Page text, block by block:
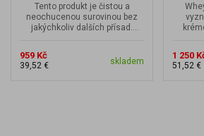
Tento produkt je čistou a
neochucenou surovinou bez
jakýchkoliv dalších přísad.
959 Kč
39,52 € skladem
1 250
51,52 €